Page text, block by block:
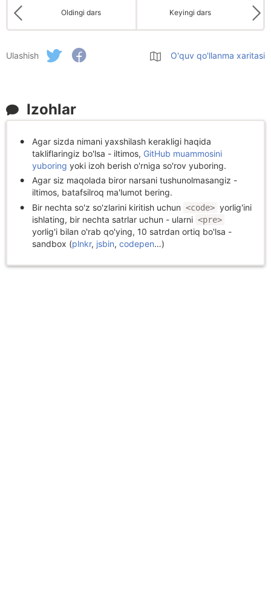
Oldingi dars Keyingi dars
Ulashish O'quv qo'llanma xaritasi
Izohlar
Agar sizda nimani yaxshilash kerakligi haqida
takliflaringiz bo'lsa - iltimos, GitHub muammosini
yuboring yoki izoh berish o'rniga so'rov yuboring.
Agar siz maqolada biror narsani tushunolmasangiz -
iltimos, batafsilroq ma'lumot bering.
Bir nechta so'z so'zlarini kiritish uchun <code> yorlig'ini
ishlating, bir nechta satrlar uchun - ularni <pre>
yorlig'i bilan o'rab qo'ying, 10 satrdan ortiq bo'lsa -
sandbox (plnkr, jsbin, codepen…)